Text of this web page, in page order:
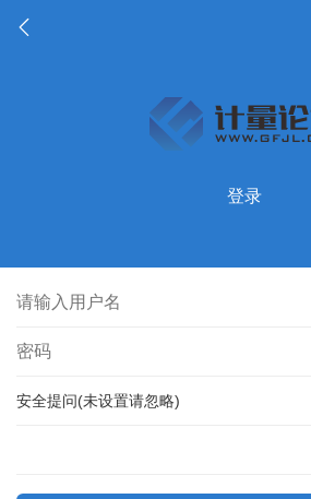
登录
安全提问(未设置请忽略)